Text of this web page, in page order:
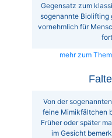
Gegensatz zum
sogenannte Biolifting
vornehmlich für
mehr zum
Von der
feine Mimikfältchen
Früher oder später
im Gesicht